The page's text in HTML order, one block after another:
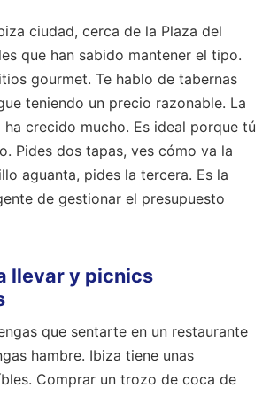
ciudad, cerca de la Plaza del
que han sabido mantener el tipo.
gourmet. Te hablo de tabernas
teniendo un precio razonable. La
crecido mucho. Es ideal porque tú
Pides dos tapas, ves cómo va la
aguanta, pides la tercera. Es la
de gestionar el presupuesto
llevar y picnics
que sentarte en un restaurante
hambre. Ibiza tiene unas
Comprar un trozo de coca de